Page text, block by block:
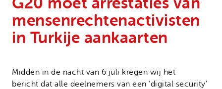
mensenrechtenactivisten
in Turkije aankaarten
Midden in de nacht van 6 juli kregen wij het
bericht dat alle deelnemers van een ‘digital security’
Noodfonds voor activisten
Onze successen
Jaarverslag
Veelgestelde vragen